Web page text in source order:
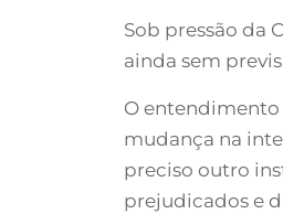
Sob pressão da
ainda sem
O entendimento
mudança na
preciso outro
prejudicados e